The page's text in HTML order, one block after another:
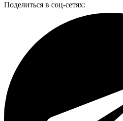
Поделиться в соц-сетях: